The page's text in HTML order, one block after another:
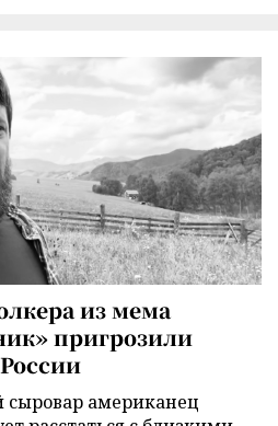
из мема
пригрозили
сыровар американец